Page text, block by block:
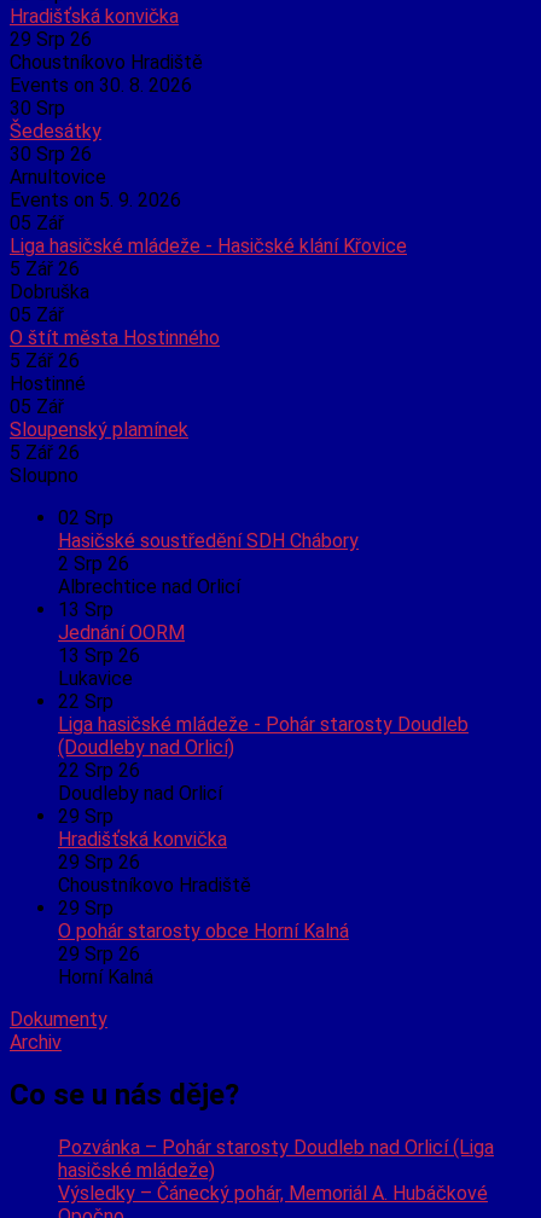
Hradišťská konvička
29 Srp 26
Choustníkovo Hradiště
Events on 30. 8. 2026
30 Srp
Šedesátky
30 Srp 26
Arnultovice
Events on 5. 9. 2026
05 Zář
Liga hasičské mládeže - Hasičské klání Křovice
5 Zář 26
Dobruška
05 Zář
O štít města Hostinného
5 Zář 26
Hostinné
05 Zář
Sloupenský plamínek
5 Zář 26
Sloupno
02 Srp
Hasičské soustředění SDH Chábory
2 Srp 26
Albrechtice nad Orlicí
13 Srp
Jednání OORM
13 Srp 26
Lukavice
22 Srp
Liga hasičské mládeže - Pohár starosty Doudleb
(Doudleby nad Orlicí)
22 Srp 26
Doudleby nad Orlicí
29 Srp
Hradišťská konvička
29 Srp 26
Choustníkovo Hradiště
29 Srp
O pohár starosty obce Horní Kalná
29 Srp 26
Horní Kalná
Dokumenty
Archiv
Co se u nás děje?
Pozvánka – Pohár starosty Doudleb nad Orlicí (Liga
hasičské mládeže)
Výsledky – Čánecký pohár, Memoriál A. Hubáčkové